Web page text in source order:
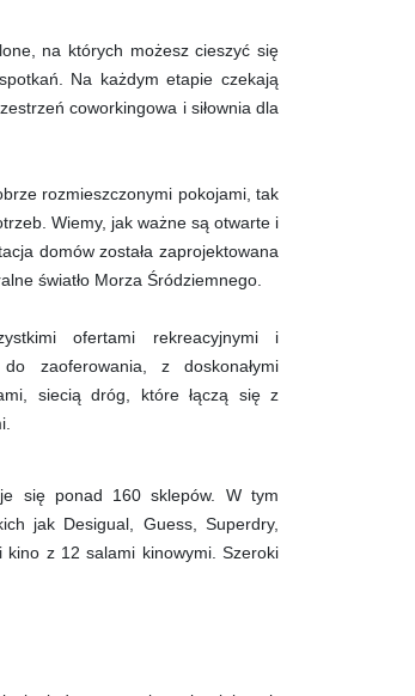
na których możesz cieszyć się
Na każdym etapie czekają
coworkingowa i siłownia dla
rozmieszczonymi pokojami, tak
Wiemy, jak ważne są otwarte i
domów została zaprojektowana
światło Morza Śródziemnego.
ofertami rekreacyjnymi i
zaoferowania, z doskonałymi
siecią dróg, które łączą się z
się ponad 160 sklepów. W tym
jak Desigual, Guess, Superdry,
z 12 salami kinowymi. Szeroki